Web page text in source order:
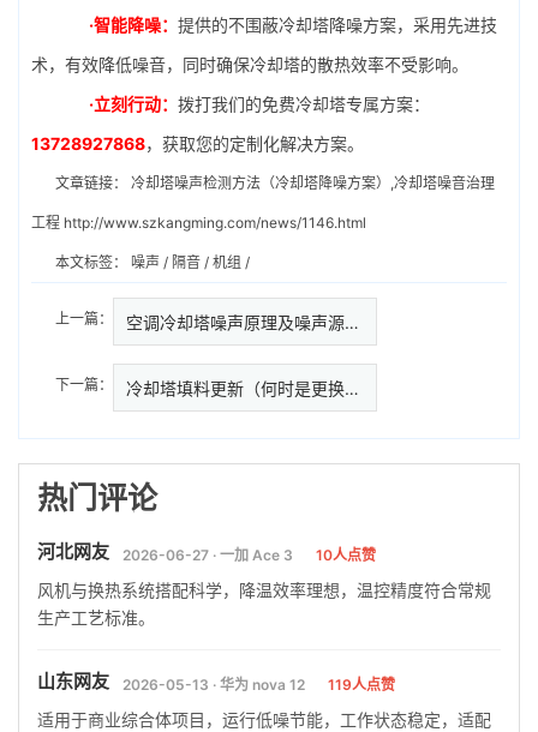
·智能降噪： 提供的不围蔽冷却塔降噪方案，采用先进技
术，有效降低噪音，同时确保冷却塔的散热效率不受影响。
·立刻行动： 拨打我们的免费冷却塔专属方案：
13728927868，获取您的定制化解决方案。
文章链接： 冷却塔噪声检测方法（冷却塔降噪方案）,冷却塔噪音治理
工程 http://www.szkangming.com/news/1146.html
本文标签： 噪声 / 隔音 / 机组 /
上一篇： 空调冷却塔噪声原理及噪声源分析…
下一篇： 冷却塔填料更新（何时是更换冷却塔
热门评论
河北网友 2026-06-27 · 一加 Ace 3 10人点赞
风机与换热系统搭配科学，降温效率理想，温控精度符合常规
生产工艺标准。
山东网友 2026-05-13 · 华为 nova 12 119人点赞
适用于商业综合体项目，运行低噪节能，工作状态稳定，适配